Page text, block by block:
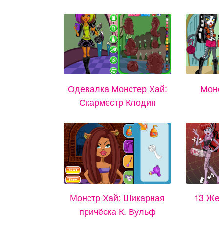
Одевалка Монстер Хай:
Скарместр Клодин
Монстр Хай: Шикарная
причёска К. Вульф
13